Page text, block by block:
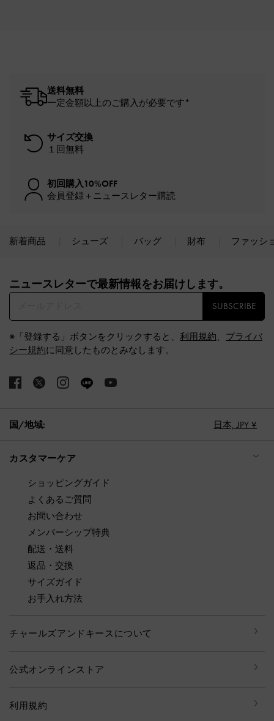
送料無料
一定金額以上のご購入が必要です*
サイズ交換
１回無料
初回購入10%OFF
会員登録＋ニュースレター購読
新着商品 シューズ バッグ 財布 ファッシ
ニュースレターで最新情報をお届けします。​
SUBSCRIBE
※「登録する」ボタンをクリックすると、 利用規約、 プライバ
シー規約に同意したものとみなします。
国/地域: 日本, JPY ¥
カスタマーケア
ショッピングガイド
よくあるご質問
お問い合わせ
メンバーシップ特典
配送・送料
返品・交換
サイズガイド
お手入れ方法
チャールズアンドキースについて
公式オンラインストア
利用規約